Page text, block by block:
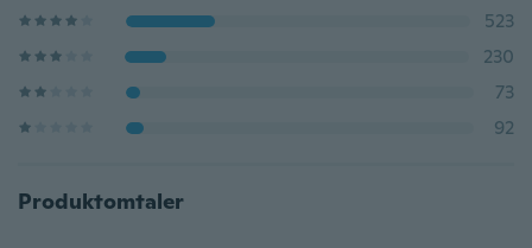
523
230
73
92
Produktomtaler